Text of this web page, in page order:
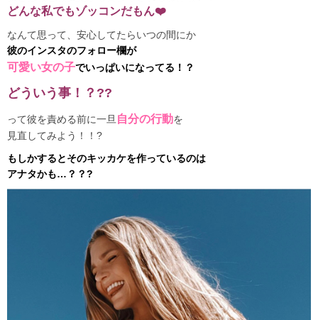
どんな私でもゾッコンだもん❤️
なんて思って、安心してたらいつの間にか
彼のインスタのフォロー欄が
可愛い女の子でいっぱいになってる！？
どういう事！？??
って彼を責める前に一旦 自分の行動を
見直してみよう！！?
もしかするとそのキッカケを作っているのは
アナタかも…？？?